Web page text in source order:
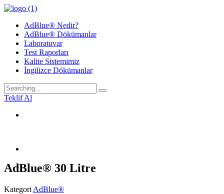
AdBlue® Nedir?
AdBlue® Dökümanlar
Laboratuvar
Test Raporları
Kalite Sistemimiz
İngilizce Dökümanlar
Search
for:
Teklif Al
AdBlue® 30 Litre
Kategori AdBlue®